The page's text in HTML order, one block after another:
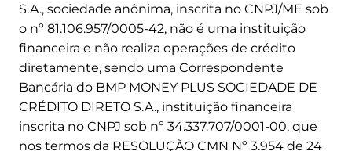
S.A., sociedade anônima, inscrita no CNPJ/ME sob
o nº 81.106.957/0005-42, não é uma instituição
financeira e não realiza operações de crédito
diretamente, sendo uma Correspondente
Bancária do BMP MONEY PLUS SOCIEDADE DE
CRÉDITO DIRETO S.A., instituição financeira
inscrita no CNPJ sob nº 34.337.707/0001-00, que
nos termos da RESOLUÇÃO CMN Nº 3.954 de 24